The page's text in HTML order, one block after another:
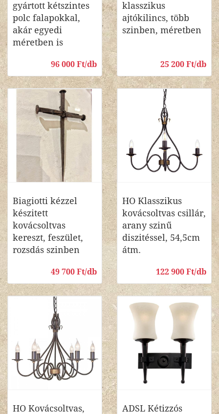
gyártott kétszintes
polc falapokkal,
akár egyedi
méretben is
96 000 Ft/db
klasszikus
ajtókilincs, több
szinben, méretben
25 200 Ft/db
Biagiotti kézzel
készitett
kovácsoltvas
kereszt, feszület,
rozsdás szinben
49 700 Ft/db
HO Klasszikus
kovácsoltvas csillár,
arany szinű
diszitéssel, 54,5cm
átm.
122 900 Ft/db
HO Kovácsoltvas,
ADSL Kétizzós